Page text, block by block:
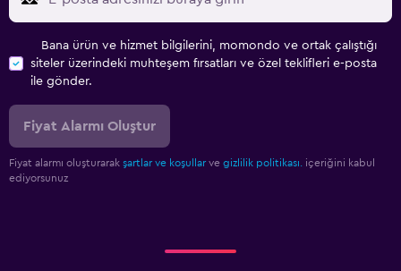
Bana ürün ve hizmet bilgilerini, momondo ve ortak çalıştığı
siteler üzerindeki muhteşem fırsatları ve özel teklifleri e-posta
ile gönder.
Fiyat Alarmı Oluştur
Fiyat alarmı oluşturarak şartlar ve koşullar ve gizlilik politikası.
içeriğini kabul
ediyorsunuz